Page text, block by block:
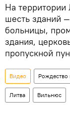
На
шесть зданий
больницы,
здания,
пропускной
Видео
Литва Вильнюс